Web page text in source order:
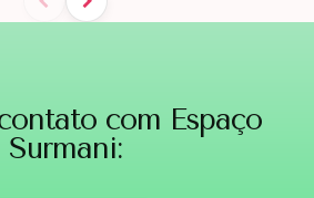
com Espaço
Surmani: